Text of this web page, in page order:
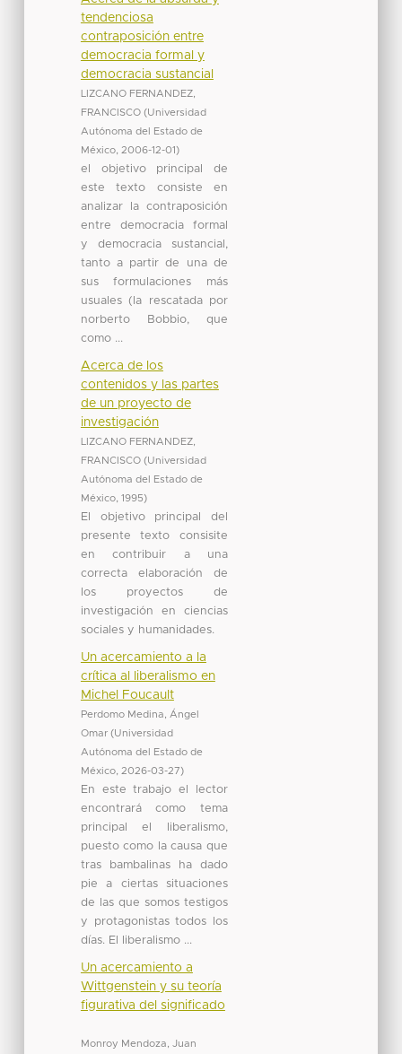
tendenciosa
contraposición entre
democracia formal y
democracia sustancial
LIZCANO FERNANDEZ,
FRANCISCO (Universidad
Autónoma del Estado de
México, 2006-12-01)
el objetivo principal de
este texto consiste en
analizar la contraposición
entre democracia formal
y democracia sustancial,
tanto a partir de una de
sus formulaciones más
usuales (la rescatada por
norberto Bobbio, que
como ...
Acerca de los
contenidos y las partes
de un proyecto de
investigación
LIZCANO FERNANDEZ,
FRANCISCO (Universidad
Autónoma del Estado de
México, 1995)
El objetivo principal del
presente texto consisite
en contribuir a una
correcta elaboración de
los proyectos de
investigación en ciencias
sociales y humanidades.
Un acercamiento a la
crítica al liberalismo en
Michel Foucault
Perdomo Medina, Ángel
Omar (Universidad
Autónoma del Estado de
México, 2026-03-27)
En este trabajo el lector
encontrará como tema
principal el liberalismo,
puesto como la causa que
tras bambalinas ha dado
pie a ciertas situaciones
de las que somos testigos
y protagonistas todos los
días. El liberalismo ...
Un acercamiento a
Wittgenstein y su teoría
figurativa del significado
Monroy Mendoza, Juan